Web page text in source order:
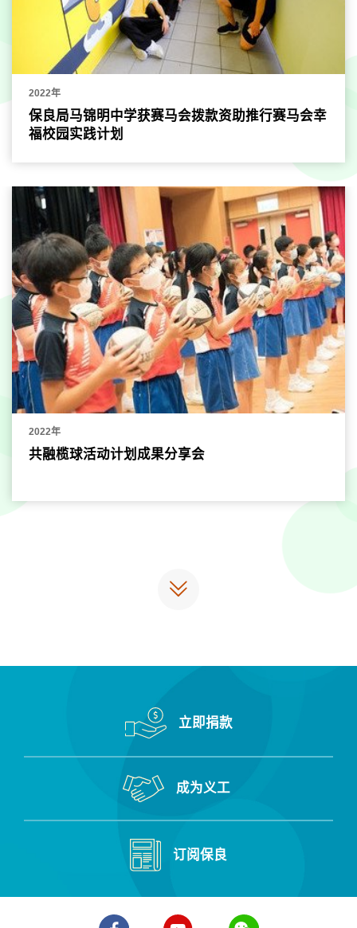
2022年
保良局马锦明中学获赛马会拨款资助推行赛马会幸
福校园实践计划
2022年
共融榄球活动计划成果分享会
立即捐款
成为义工
订阅保良